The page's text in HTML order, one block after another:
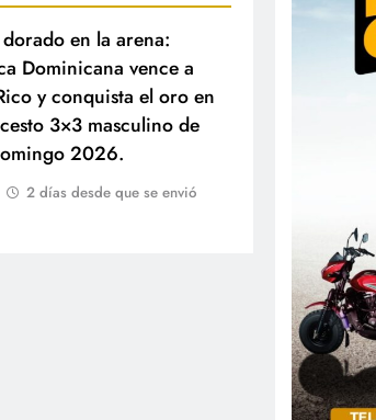
en la arena:
Dominicana vence a
y conquista el oro en
3×3 masculino de
2026.
2 días desde que se envió